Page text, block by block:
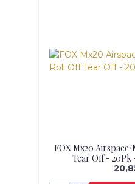
FOX Mx20
Tear Off - 20Pk